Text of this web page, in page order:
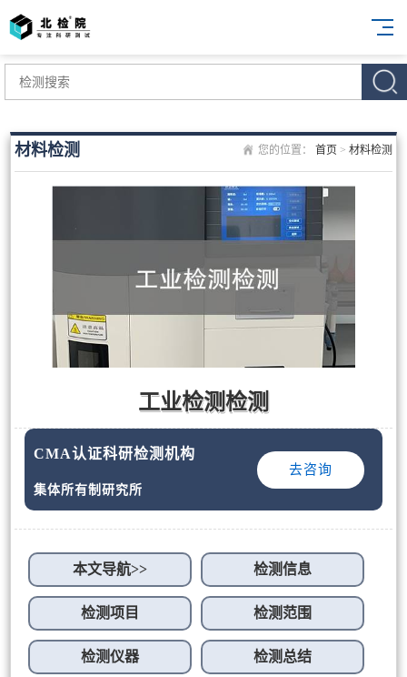
您的位置： 首页 > 材料检测
材料检测
工业检测检测
CMA认证科研检测机构
集体所有制研究所
去咨询
本文导航>> 检测信息
检测项目 检测范围
检测仪器 检测总结